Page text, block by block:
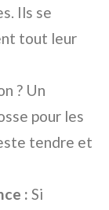
Ils se
tout leur
? Un
pour les
tendre et
: Si